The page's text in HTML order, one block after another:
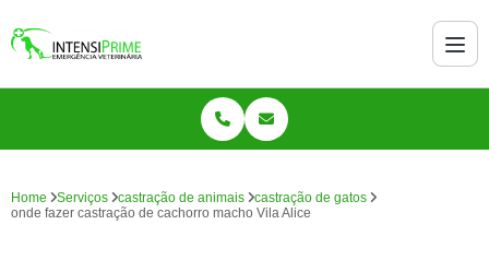
Home Serviços castração de animais
castração de gatos
onde fazer castração de cachorro macho Vila Alice